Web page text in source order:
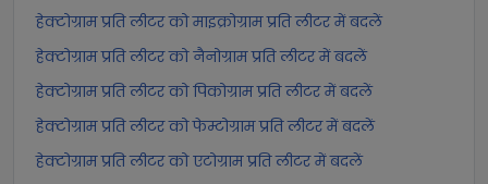
हेक्टोग्राम प्रति लीटर को माइक्रोग्राम प्रति लीटर में बदलें
हेक्टोग्राम प्रति लीटर को नैनोग्राम प्रति लीटर में बदलें
हेक्टोग्राम प्रति लीटर को पिकोग्राम प्रति लीटर में बदलें
हेक्टोग्राम प्रति लीटर को फेम्टोग्राम प्रति लीटर में बदलें
हेक्टोग्राम प्रति लीटर को एटोग्राम प्रति लीटर में बदलें